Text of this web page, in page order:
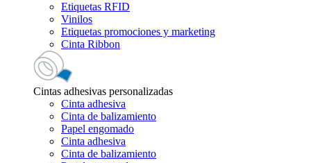
Etiquetas RFID
Vinilos
Etiquetas promociones y marketing
Cinta Ribbon
Cintas adhesivas personalizadas
Cinta adhesiva
Cinta de balizamiento
Papel engomado
Cinta adhesiva
Cinta de balizamiento